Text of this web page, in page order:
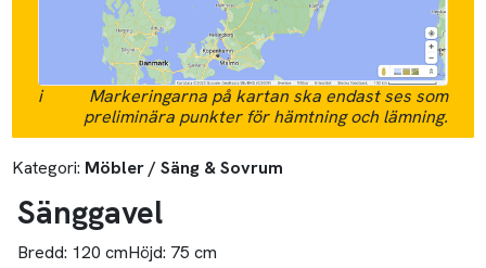
i
Markeringarna på kartan ska endast ses som
preliminära punkter för hämtning och lämning.
Kategori: Möbler / Säng & Sovrum
Sänggavel
Bredd: 120 cmHöjd: 75 cm